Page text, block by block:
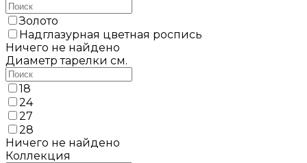
Золото
Надглазурная цветная роспись
Ничего не найдено
Диаметр тарелки см.
18
24
27
28
Ничего не найдено
Коллекция